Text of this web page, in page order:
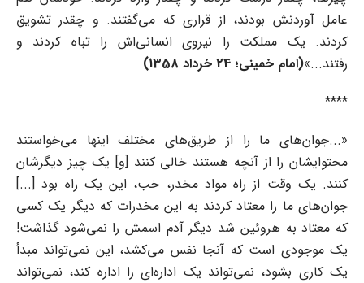
عامل آوردنش بودند، از قراری که می‌گفتند. و چقدر تشویق
کردند. یک مملکت را نیروی انسانی‌اش را تباه کردند و
رفتند...»(امام خمینی؛ 24 خرداد 1358)
****
«...جوان‌های ما را از طریق‌های مختلف اینها می‌خواستند
محتوایشان را از آنچه هستند خالی کنند [و] یک چیز دیگرشان
کنند. یک وقت از راه مواد مخدر، خب، این یک راه بود [...]
جوان‌های ما را معتاد کردند به این مخدرات که دیگر یک کسی
که معتاد به هروئین شد دیگر آدم اسمش را نمی‌شود گذاشت!
یک موجودی است که آنجا نفس می‌کشد، این نمی‌تواند مبدأ
یک کاری بشود، نمی‌تواند یک اداره‌ای را اداره کند، نمی‌تواند